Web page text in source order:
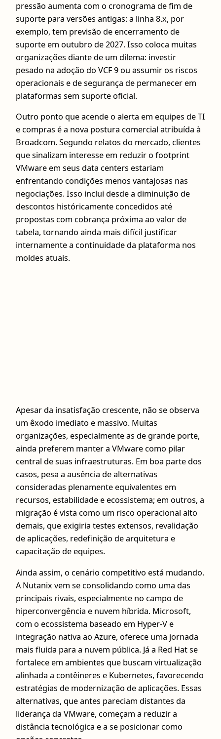
pressão aumenta com o cronograma de fim de
suporte para versões antigas: a linha 8.x, por
exemplo, tem previsão de encerramento de
suporte em outubro de 2027. Isso coloca muitas
organizações diante de um dilema: investir
pesado na adoção do VCF 9 ou assumir os riscos
operacionais e de segurança de permanecer em
plataformas sem suporte oficial.
Outro ponto que acende o alerta em equipes de TI
e compras é a nova postura comercial atribuída à
Broadcom. Segundo relatos do mercado, clientes
que sinalizam interesse em reduzir o footprint
VMware em seus data centers estariam
enfrentando condições menos vantajosas nas
negociações. Isso inclui desde a diminuição de
descontos históricamente concedidos até
propostas com cobrança próxima ao valor de
tabela, tornando ainda mais difícil justificar
internamente a continuidade da plataforma nos
moldes atuais.
Apesar da insatisfação crescente, não se observa
um êxodo imediato e massivo. Muitas
organizações, especialmente as de grande porte,
ainda preferem manter a VMware como pilar
central de suas infraestruturas. Em boa parte dos
casos, pesa a ausência de alternativas
consideradas plenamente equivalentes em
recursos, estabilidade e ecossistema; em outros, a
migração é vista como um risco operacional alto
demais, que exigiria testes extensos, revalidação
de aplicações, redefinição de arquitetura e
capacitação de equipes.
Ainda assim, o cenário competitivo está mudando.
A Nutanix vem se consolidando como uma das
principais rivais, especialmente no campo de
hiperconvergência e nuvem híbrida. Microsoft,
com o ecossistema baseado em Hyper-V e
integração nativa ao Azure, oferece uma jornada
mais fluida para a nuvem pública. Já a Red Hat se
fortalece em ambientes que buscam virtualização
alinhada a contêineres e Kubernetes, favorecendo
estratégias de modernização de aplicações. Essas
alternativas, que antes pareciam distantes da
liderança da VMware, começam a reduzir a
distância tecnológica e a se posicionar como